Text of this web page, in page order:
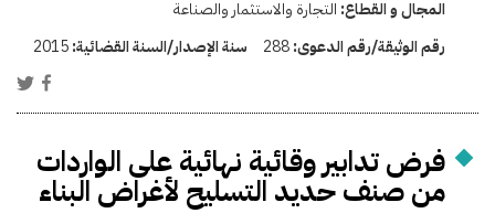
المجال و القطاع: التجارة والاستثمار والصناعة
رقم الوثيقة/رقم الدعوى:288 سنة الإصدار/السنة القضائية:2015
فرض تدابير وقائية نهائية على الواردات
من صنف حديد التسليح لأغراض البناء